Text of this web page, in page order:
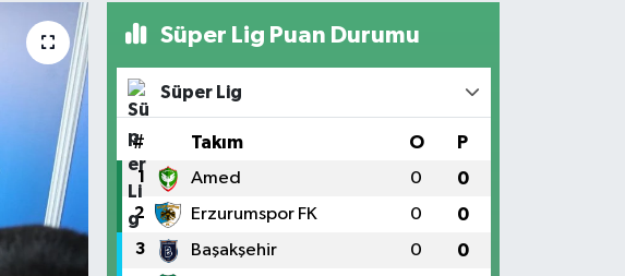
Süper Lig Puan Durumu
Süper Lig
# Takım O P
1 Amed 0 0
2 Erzurumspor FK 0 0
3 Başakşehir 0 0